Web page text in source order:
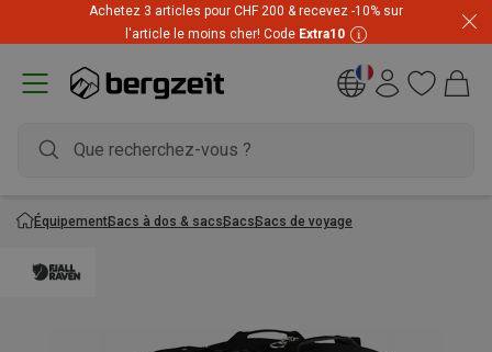
Achetez 3 articles pour CHF 200 & recevez -10% sur
l'article le moins cher! Code Extra10
ÉquipementSacs à dos & sacsSacsSacs de voyage